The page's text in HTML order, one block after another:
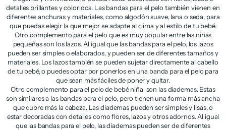
detalles brillantes y coloridos. Las bandas para el pelo también vienen en
diferentes anchuras y materiales, como algodón suave, lana o seda, para
que puedas elegir la que mejor se adapte al clima y al estilo de tu bebé.
Otro complemento para el pelo que es muy popular entre las niñas
pequeñas son los lazos. Al igual que las bandas para el pelo, los lazos
pueden ser simples o elaborados, y pueden ser de diferentes tamaños y
materiales. Los lazos también se pueden sujetar directamente al cabello
de tu bebé, o puedes optar por ponerlos en una banda para el pelo para
que sean más fáciles de poner y quitar.
Otro complemento para el pelo de bebé niña son las diademas. Estas
son similares a las bandas para el pelo, pero tienen una forma más ancha
que cubre más la cabeza. Las diademas pueden ser simples y lisas, o
estar decoradas con detalles como flores, lazos y otros adornos. Al igual
que las bandas para el pelo, las diademas pueden ser de diferentes